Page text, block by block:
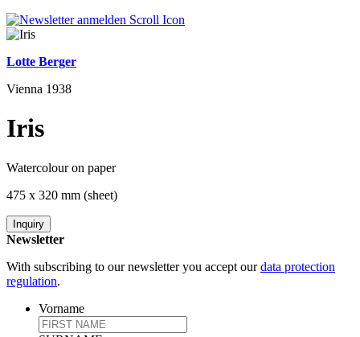
Lotte Berger
Vienna 1938
Iris
Watercolour on paper
475 x 320 mm (sheet)
Inquiry
Newsletter
With subscribing to our newsletter you accept ourdata protection
regulation.
Vorname